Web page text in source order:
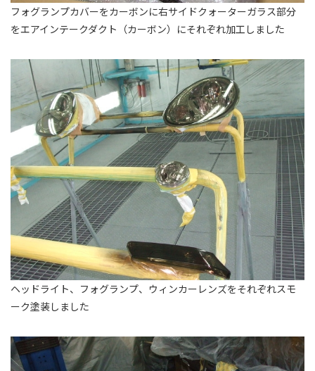
フォグランプカバーをカーボンに右サイドクォーターガラス部分
をエアインテークダクト（カーボン）にそれぞれ加工しました
ヘッドライト、フォグランプ、ウィンカーレンズをそれぞれスモ
ーク塗装しました